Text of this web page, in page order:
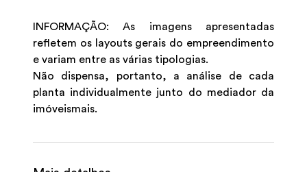
INFORMAÇÃO: As imagens apresentadas
refletem os layouts gerais do empreendimento
e variam entre as várias tipologias.
Não dispensa, portanto, a análise de cada
planta individualmente junto do mediador da
imóveismais.